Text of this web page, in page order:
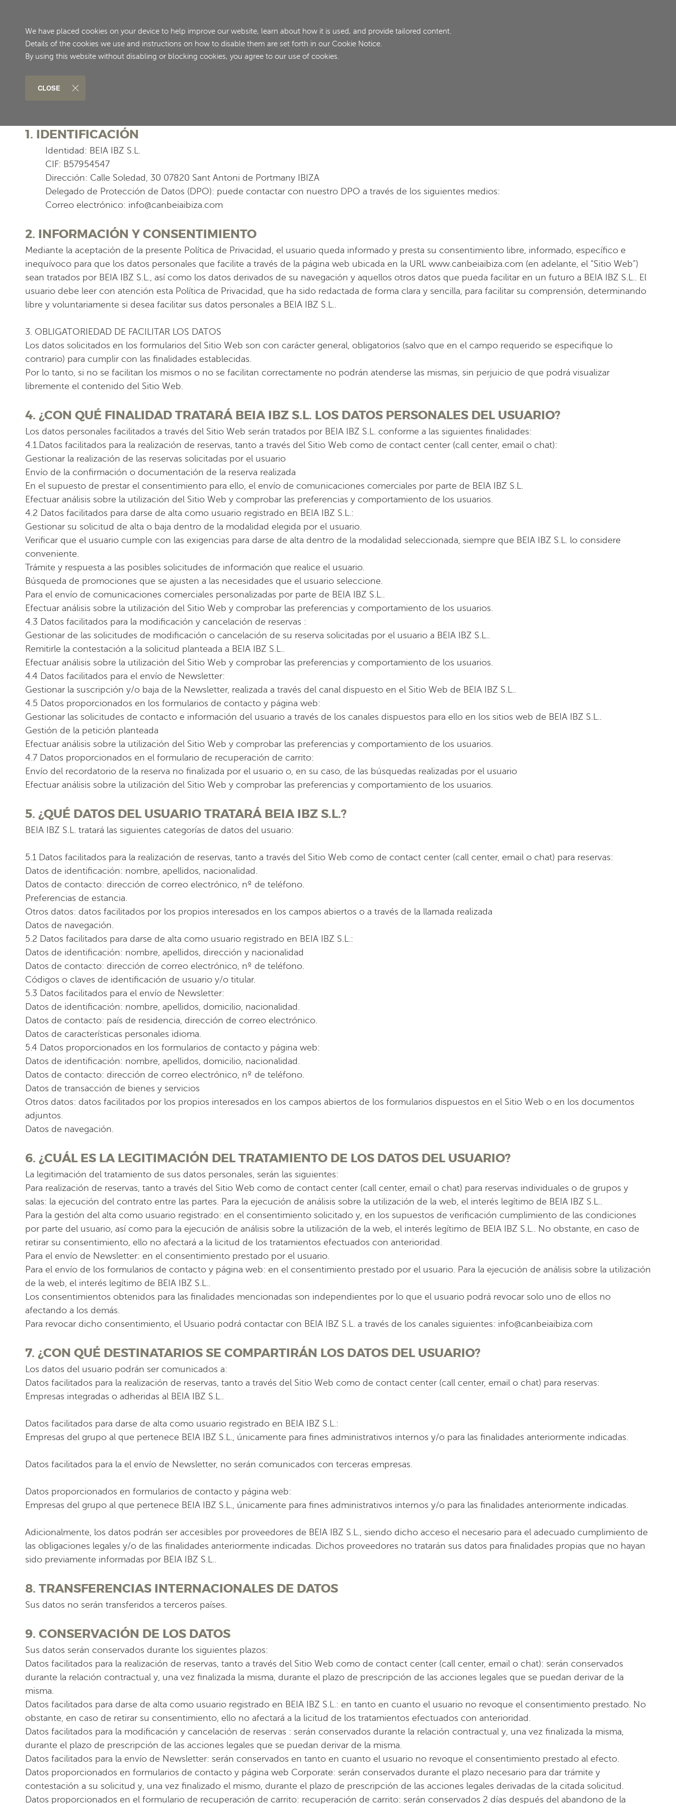
We have placed cookies on your device to help improve our website, learn about how it is used, and provide tailored content.
Details of the cookies we use and instructions on how to disable them are set forth in our Cookie Notice.
By using this website without disabling or blocking cookies, you agree to our use of cookies.
CLOSE
1. IDENTIFICACIÓN
Identidad: BEIA IBZ S.L.
CIF: B57954547
Dirección: Calle Soledad, 30 07820 Sant Antoni de Portmany IBIZA
Delegado de Protección de Datos (DPO): puede contactar con nuestro DPO a través de los siguientes medios:
Correo electrónico: info@canbeiaibiza.com
2. INFORMACIÓN Y CONSENTIMIENTO
Mediante la aceptación de la presente Política de Privacidad, el usuario queda informado y presta su consentimiento libre, informado, específico e
inequívoco para que los datos personales que facilite a través de la página web ubicada en la URL www.canbeiaibiza.com (en adelante, el “Sitio Web”)
sean tratados por BEIA IBZ S.L., así como los datos derivados de su navegación y aquellos otros datos que pueda facilitar en un futuro a BEIA IBZ S.L.. El
usuario debe leer con atención esta Política de Privacidad, que ha sido redactada de forma clara y sencilla, para facilitar su comprensión, determinando
libre y voluntariamente si desea facilitar sus datos personales a BEIA IBZ S.L..
3. OBLIGATORIEDAD DE FACILITAR LOS DATOS
Los datos solicitados en los formularios del Sitio Web son con carácter general, obligatorios (salvo que en el campo requerido se especifique lo
contrario) para cumplir con las finalidades establecidas.
Por lo tanto, si no se facilitan los mismos o no se facilitan correctamente no podrán atenderse las mismas, sin perjuicio de que podrá visualizar
libremente el contenido del Sitio Web.
4. ¿CON QUÉ FINALIDAD TRATARÁ BEIA IBZ S.L. LOS DATOS PERSONALES DEL USUARIO?
Los datos personales facilitados a través del Sitio Web serán tratados por BEIA IBZ S.L. conforme a las siguientes finalidades:
4.1.Datos facilitados para la realización de reservas, tanto a través del Sitio Web como de contact center (call center, email o chat):
Gestionar la realización de las reservas solicitadas por el usuario
Envío de la confirmación o documentación de la reserva realizada
En el supuesto de prestar el consentimiento para ello, el envío de comunicaciones comerciales por parte de BEIA IBZ S.L.
Efectuar análisis sobre la utilización del Sitio Web y comprobar las preferencias y comportamiento de los usuarios.
4.2 Datos facilitados para darse de alta como usuario registrado en BEIA IBZ S.L.:
Gestionar su solicitud de alta o baja dentro de la modalidad elegida por el usuario.
Verificar que el usuario cumple con las exigencias para darse de alta dentro de la modalidad seleccionada, siempre que BEIA IBZ S.L. lo considere
conveniente.
Trámite y respuesta a las posibles solicitudes de información que realice el usuario.
Búsqueda de promociones que se ajusten a las necesidades que el usuario seleccione.
Para el envío de comunicaciones comerciales personalizadas por parte de BEIA IBZ S.L..
Efectuar análisis sobre la utilización del Sitio Web y comprobar las preferencias y comportamiento de los usuarios.
4.3 Datos facilitados para la modificación y cancelación de reservas :
Gestionar de las solicitudes de modificación o cancelación de su reserva solicitadas por el usuario a BEIA IBZ S.L..
Remitirle la contestación a la solicitud planteada a BEIA IBZ S.L..
Efectuar análisis sobre la utilización del Sitio Web y comprobar las preferencias y comportamiento de los usuarios.
4.4 Datos facilitados para el envío de Newsletter:
Gestionar la suscripción y/o baja de la Newsletter, realizada a través del canal dispuesto en el Sitio Web de BEIA IBZ S.L..
4.5 Datos proporcionados en los formularios de contacto y página web:
Gestionar las solicitudes de contacto e información del usuario a través de los canales dispuestos para ello en los sitios web de BEIA IBZ S.L..
Gestión de la petición planteada
Efectuar análisis sobre la utilización del Sitio Web y comprobar las preferencias y comportamiento de los usuarios.
4.7 Datos proporcionados en el formulario de recuperación de carrito:
Envío del recordatorio de la reserva no finalizada por el usuario o, en su caso, de las búsquedas realizadas por el usuario
Efectuar análisis sobre la utilización del Sitio Web y comprobar las preferencias y comportamiento de los usuarios.
5. ¿QUÉ DATOS DEL USUARIO TRATARÁ BEIA IBZ S.L.?
BEIA IBZ S.L. tratará las siguientes categorías de datos del usuario:
5.1 Datos facilitados para la realización de reservas, tanto a través del Sitio Web como de contact center (call center, email o chat) para reservas:
Datos de identificación: nombre, apellidos, nacionalidad.
Datos de contacto: dirección de correo electrónico, nº de teléfono.
Preferencias de estancia.
Otros datos: datos facilitados por los propios interesados en los campos abiertos o a través de la llamada realizada
Datos de navegación.
5.2 Datos facilitados para darse de alta como usuario registrado en BEIA IBZ S.L.:
Datos de identificación: nombre, apellidos, dirección y nacionalidad
Datos de contacto: dirección de correo electrónico, nº de teléfono.
Códigos o claves de identificación de usuario y/o titular.
5.3 Datos facilitados para el envío de Newsletter:
Datos de identificación: nombre, apellidos, domicilio, nacionalidad.
Datos de contacto: país de residencia, dirección de correo electrónico.
Datos de características personales idioma.
5.4 Datos proporcionados en los formularios de contacto y página web:
Datos de identificación: nombre, apellidos, domicilio, nacionalidad.
Datos de contacto: dirección de correo electrónico, nº de teléfono.
Datos de transacción de bienes y servicios
Otros datos: datos facilitados por los propios interesados en los campos abiertos de los formularios dispuestos en el Sitio Web o en los documentos
adjuntos.
Datos de navegación.
6. ¿CUÁL ES LA LEGITIMACIÓN DEL TRATAMIENTO DE LOS DATOS DEL USUARIO?
La legitimación del tratamiento de sus datos personales, serán las siguientes:
Para realización de reservas, tanto a través del Sitio Web como de contact center (call center, email o chat) para reservas individuales o de grupos y
salas: la ejecución del contrato entre las partes. Para la ejecución de análisis sobre la utilización de la web, el interés legítimo de BEIA IBZ S.L..
Para la gestión del alta como usuario registrado: en el consentimiento solicitado y, en los supuestos de verificación cumplimiento de las condiciones
por parte del usuario, así como para la ejecución de análisis sobre la utilización de la web, el interés legítimo de BEIA IBZ S.L.. No obstante, en caso de
retirar su consentimiento, ello no afectará a la licitud de los tratamientos efectuados con anterioridad.
Para el envío de Newsletter: en el consentimiento prestado por el usuario.
Para el envío de los formularios de contacto y página web: en el consentimiento prestado por el usuario. Para la ejecución de análisis sobre la utilización
de la web, el interés legítimo de BEIA IBZ S.L..
Los consentimientos obtenidos para las finalidades mencionadas son independientes por lo que el usuario podrá revocar solo uno de ellos no
afectando a los demás.
Para revocar dicho consentimiento, el Usuario podrá contactar con BEIA IBZ S.L. a través de los canales siguientes: info@canbeiaibiza.com
7. ¿CON QUÉ DESTINATARIOS SE COMPARTIRÁN LOS DATOS DEL USUARIO?
Los datos del usuario podrán ser comunicados a:
Datos facilitados para la realización de reservas, tanto a través del Sitio Web como de contact center (call center, email o chat) para reservas:
Empresas integradas o adheridas al BEIA IBZ S.L..
Datos facilitados para darse de alta como usuario registrado en BEIA IBZ S.L.:
Empresas del grupo al que pertenece BEIA IBZ S.L., únicamente para fines administrativos internos y/o para las finalidades anteriormente indicadas.
Datos facilitados para la el envío de Newsletter, no serán comunicados con terceras empresas.
Datos proporcionados en formularios de contacto y página web:
Empresas del grupo al que pertenece BEIA IBZ S.L., únicamente para fines administrativos internos y/o para las finalidades anteriormente indicadas.
Adicionalmente, los datos podrán ser accesibles por proveedores de BEIA IBZ S.L., siendo dicho acceso el necesario para el adecuado cumplimiento de
las obligaciones legales y/o de las finalidades anteriormente indicadas. Dichos proveedores no tratarán sus datos para finalidades propias que no hayan
sido previamente informadas por BEIA IBZ S.L..
8. TRANSFERENCIAS INTERNACIONALES DE DATOS
Sus datos no serán transferidos a terceros países.
9. CONSERVACIÓN DE LOS DATOS
Sus datos serán conservados durante los siguientes plazos:
Datos facilitados para la realización de reservas, tanto a través del Sitio Web como de contact center (call center, email o chat): serán conservados
durante la relación contractual y, una vez finalizada la misma, durante el plazo de prescripción de las acciones legales que se puedan derivar de la
misma.
Datos facilitados para darse de alta como usuario registrado en BEIA IBZ S.L.: en tanto en cuanto el usuario no revoque el consentimiento prestado. No
obstante, en caso de retirar su consentimiento, ello no afectará a la licitud de los tratamientos efectuados con anterioridad.
Datos facilitados para la modificación y cancelación de reservas : serán conservados durante la relación contractual y, una vez finalizada la misma,
durante el plazo de prescripción de las acciones legales que se puedan derivar de la misma.
Datos facilitados para la envío de Newsletter: serán conservados en tanto en cuanto el usuario no revoque el consentimiento prestado al efecto.
Datos proporcionados en formularios de contacto y página web Corporate: serán conservados durante el plazo necesario para dar trámite y
contestación a su solicitud y, una vez finalizado el mismo, durante el plazo de prescripción de las acciones legales derivadas de la citada solicitud.
Datos proporcionados en el formulario de recuperación de carrito: recuperación de carrito: serán conservados 2 días después del abandono de la